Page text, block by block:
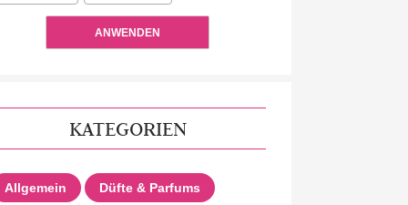
ANWENDEN
KATEGORIEN
Allgemein Düfte & Parfums